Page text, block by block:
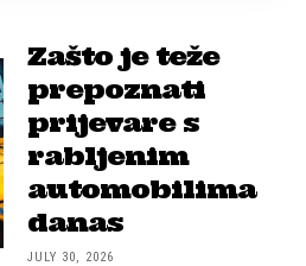
Zašto je teže
prepoznati
prijevare s
rabljenim
automobilima
danas
JULY 30, 2026